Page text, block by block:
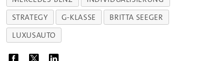
STRATEGY
G-KLASSE
BRITTA SEEGER
LUXUSAUTO